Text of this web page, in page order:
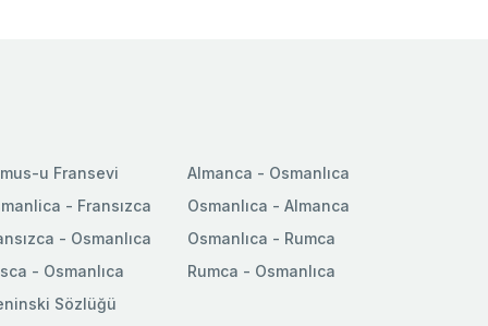
u Fransevi
- Fransızca
- Osmanlıca
- Osmanlıca
Sözlüğü
Almanca - Osmanlıca
Osmanlıca - Almanca
Osmanlıca - Rumca
Rumca - Osmanlıca